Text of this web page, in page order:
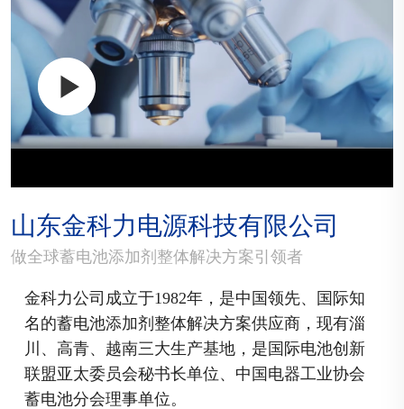
山东金科力电源科技有限公司
做全球蓄电池添加剂整体解决方案引领者
金科力公司成立于1982年，是中国领先、国际知
名的蓄电池添加剂整体解决方案供应商，现有淄
川、高青、越南三大生产基地，是国际电池创新
联盟亚太委员会秘书长单位、中国电器工业协会
蓄电池分会理事单位。